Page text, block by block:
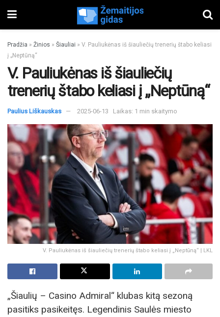
Pradžia » Žinios » Šiauliai » V. Pauliukėnas iš šiauliečių trenerių štabo keliasi
į „Neptūną“
V. Pauliukėnas iš šiauliečių
trenerių štabo keliasi į „Neptūną“
Paulius Liškauskas 2025-06-13 Laikas: 1 min skaitymo
V. Pauliukėnas iš šiauliečių trenerių štabo keliasi į „Neptūną“ | LKL
„Šiaulių – Casino Admiral“ klubas kitą sezoną
pasitiks pasikeitęs. Legendinis Saulės miesto